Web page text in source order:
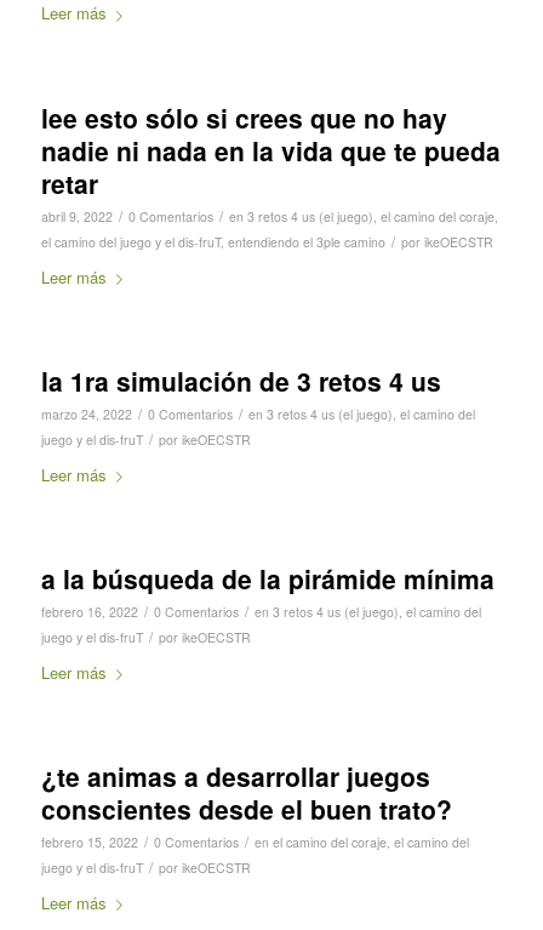
Leer más
lee esto sólo si crees que no hay
nadie ni nada en la vida que te pueda
retar
abril 9, 2022 / 0 Comentarios / en 3 retos 4 us (el juego) el camino del coraje,
el camino del juego y el dis-fruT, entendiendo el 3ple camino / por ikeOECSTR
Leer más
la 1ra simulación de 3 retos 4 us
marzo 24, 2022 / 0 Comentarios / en 3 retos 4 us (el juego) el camino del
juego y el dis-fruT / por ikeOECSTR
Leer más
a la búsqueda de la pirámide mínima
febrero 16, 2022 / 0 Comentarios / en 3 retos 4 us (el juego) el camino del
juego y el dis-fruT / por ikeOECSTR
Leer más
¿te animas a desarrollar juegos
conscientes desde el buen trato?
febrero 15, 2022 / 0 Comentarios / en el camino del coraje, el camino del
juego y el dis-fruT / por ikeOECSTR
Leer más